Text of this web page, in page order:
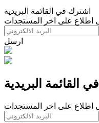
اشترك في القائمة البريدية
اطلاع على اخر المستجدات
ارسل
القائمة البريدية
اطلاع على اخر المستجدات